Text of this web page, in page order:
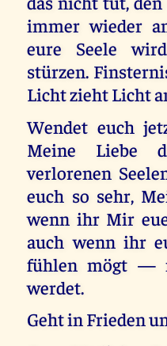
immer wieder
eure Seele
stürzen.
Licht zieht Licht
Wendet euch
Meine Liebe
verlorenen
euch so sehr,
wenn ihr Mir
auch wenn ihr
fühlen mögt —
werdet.
Geht in Frieden